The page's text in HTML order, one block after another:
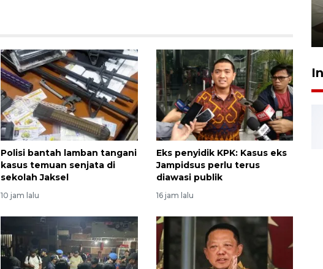
Polisi bantah lamban tangani
kasus temuan senjata di
sekolah Jaksel
10 jam lalu
Eks penyidik KPK: Kasus eks
Jampidsus perlu terus
diawasi publik
16 jam lalu